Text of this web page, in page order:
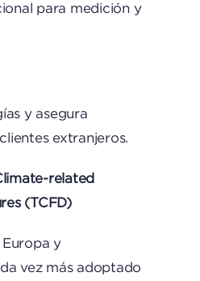
para medición y
y asegura
extranjeros.
related
(TCFD)
y
vez más adoptado